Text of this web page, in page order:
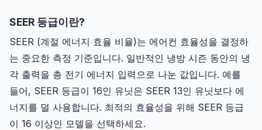
SEER 등급이란?
SEER (계절 에너지 효율 비율)는 에어컨 효율성을 결정하
는 중요한 측정 기준입니다. 일반적인 냉방 시즌 동안의 냉
각 출력을 총 전기 에너지 입력으로 나눈 값입니다. 예를
들어, SEER 등급이 16인 유닛은 SEER 13인 유닛보다 에
너지를 덜 사용합니다. 최적의 효율성을 위해 SEER 등급
이 16 이상인 모델을 선택하세요.